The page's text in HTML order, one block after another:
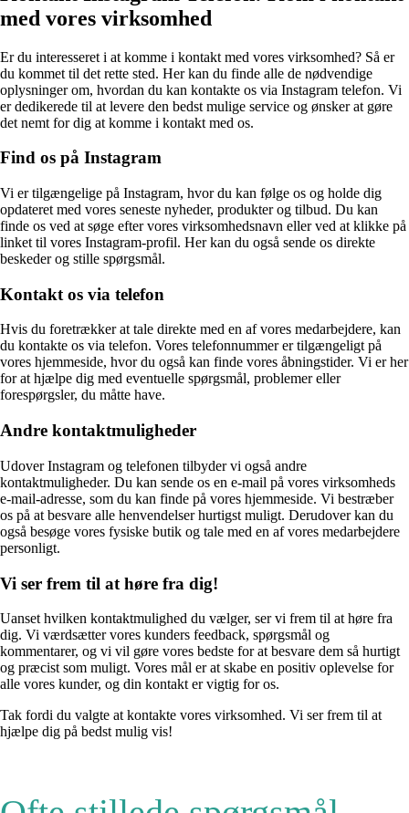
med vores virksomhed
Er du interesseret i at komme i kontakt med vores virksomhed? Så er
du kommet til det rette sted. Her kan du finde alle de nødvendige
oplysninger om, hvordan du kan kontakte os via Instagram telefon. Vi
er dedikerede til at levere den bedst mulige service og ønsker at gøre
det nemt for dig at komme i kontakt med os.
Find os på Instagram
Vi er tilgængelige på Instagram, hvor du kan følge os og holde dig
opdateret med vores seneste nyheder, produkter og tilbud. Du kan
finde os ved at søge efter vores virksomhedsnavn eller ved at klikke på
linket til vores Instagram-profil. Her kan du også sende os direkte
beskeder og stille spørgsmål.
Kontakt os via telefon
Hvis du foretrækker at tale direkte med en af vores medarbejdere, kan
du kontakte os via telefon. Vores telefonnummer er tilgængeligt på
vores hjemmeside, hvor du også kan finde vores åbningstider. Vi er her
for at hjælpe dig med eventuelle spørgsmål, problemer eller
forespørgsler, du måtte have.
Andre kontaktmuligheder
Udover Instagram og telefonen tilbyder vi også andre
kontaktmuligheder. Du kan sende os en e-mail på vores virksomheds
e-mail-adresse, som du kan finde på vores hjemmeside. Vi bestræber
os på at besvare alle henvendelser hurtigst muligt. Derudover kan du
også besøge vores fysiske butik og tale med en af vores medarbejdere
personligt.
Vi ser frem til at høre fra dig!
Uanset hvilken kontaktmulighed du vælger, ser vi frem til at høre fra
dig. Vi værdsætter vores kunders feedback, spørgsmål og
kommentarer, og vi vil gøre vores bedste for at besvare dem så hurtigt
og præcist som muligt. Vores mål er at skabe en positiv oplevelse for
alle vores kunder, og din kontakt er vigtig for os.
Tak fordi du valgte at kontakte vores virksomhed. Vi ser frem til at
hjælpe dig på bedst mulig vis!